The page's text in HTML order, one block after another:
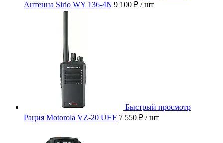
Антенна Sirio WY 136-4N 9 100 ₽ / шт
Быстрый просмотр
Рация Motorola VZ-20 UHF 7 550 ₽ / шт